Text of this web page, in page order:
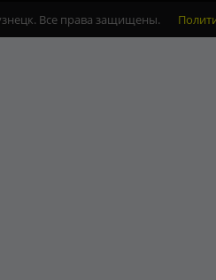
Все права защищены.